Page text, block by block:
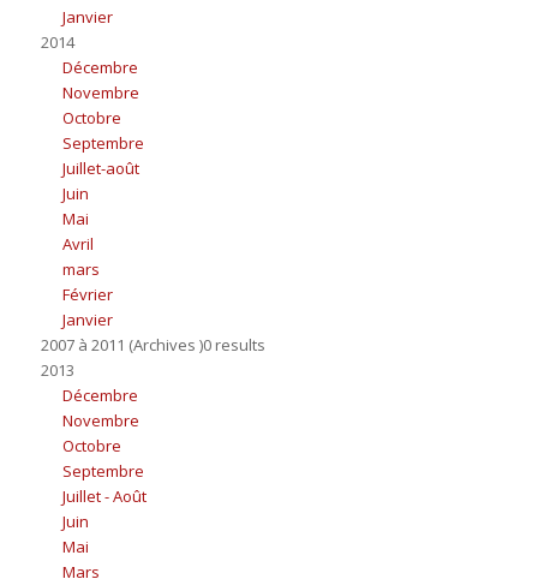
Janvier
2014
Décembre
Novembre
Octobre
Septembre
Juillet-août
Juin
Mai
Avril
mars
Février
Janvier
2007 à 2011 (Archives )0 results
2013
Décembre
Novembre
Octobre
Septembre
Juillet - Août
Juin
Mai
Mars